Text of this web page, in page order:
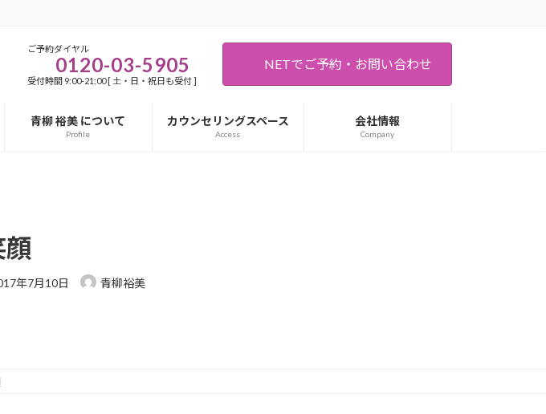
ご予約ダイヤル
0120-03-5905
受付時間 9:00-21:00 [ 土・日・祝日も受付 ]
NETでご予約・お問い合わせ
青柳 裕美 について
Profile
カウンセリングスペース
Access
会社情報
Company
顔
年7月10日 青柳裕美